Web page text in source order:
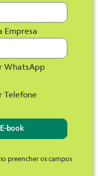
Empresa
WhatsApp
Telefone
book
preencher os campos